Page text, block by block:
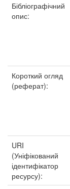
Бібліографічний
опис:
Короткий огляд
(реферат):
URI
(Уніфікований
ідентифікатор
ресурсу):